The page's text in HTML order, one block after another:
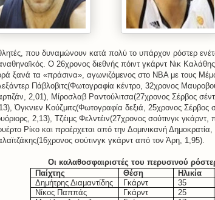
που δυναμώνουν κατά πολύ το υπάρχον ρόστερ
Ο 26χρονος διεθνής πόιντ γκάρντ Νικ
ξανά τα «πράσινα», αγωνιζόμενος στο NBA με τους
Πάβλοβιτς(Φωτογραφία κέντρο, 32χρονος
2,01), Μίροσλαβ Ραντούλιτσα(27χρονος Σέρβος
Όγκνιεν Κούζμιτς(Φωτογραφία δεξιά, 25χρονος Σέρβος
2,13), Τζέιμς Φελντέιν(27χρονος σούτινγκ
Ρίκο και προέρχεται από την Δομινικανή
σούτινγκ γκάρντ από τον Άρη, 1,95).
Οι καλαθοσφαιριστές του περυσινού
Παίχτης
Θέση
Ηλικία
Δημήτρης Διαμαντίδης
Γκάρντ
35
Νίκος Παππάς
Γκάρντ
25